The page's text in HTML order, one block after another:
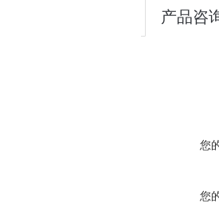
产品咨
您
您